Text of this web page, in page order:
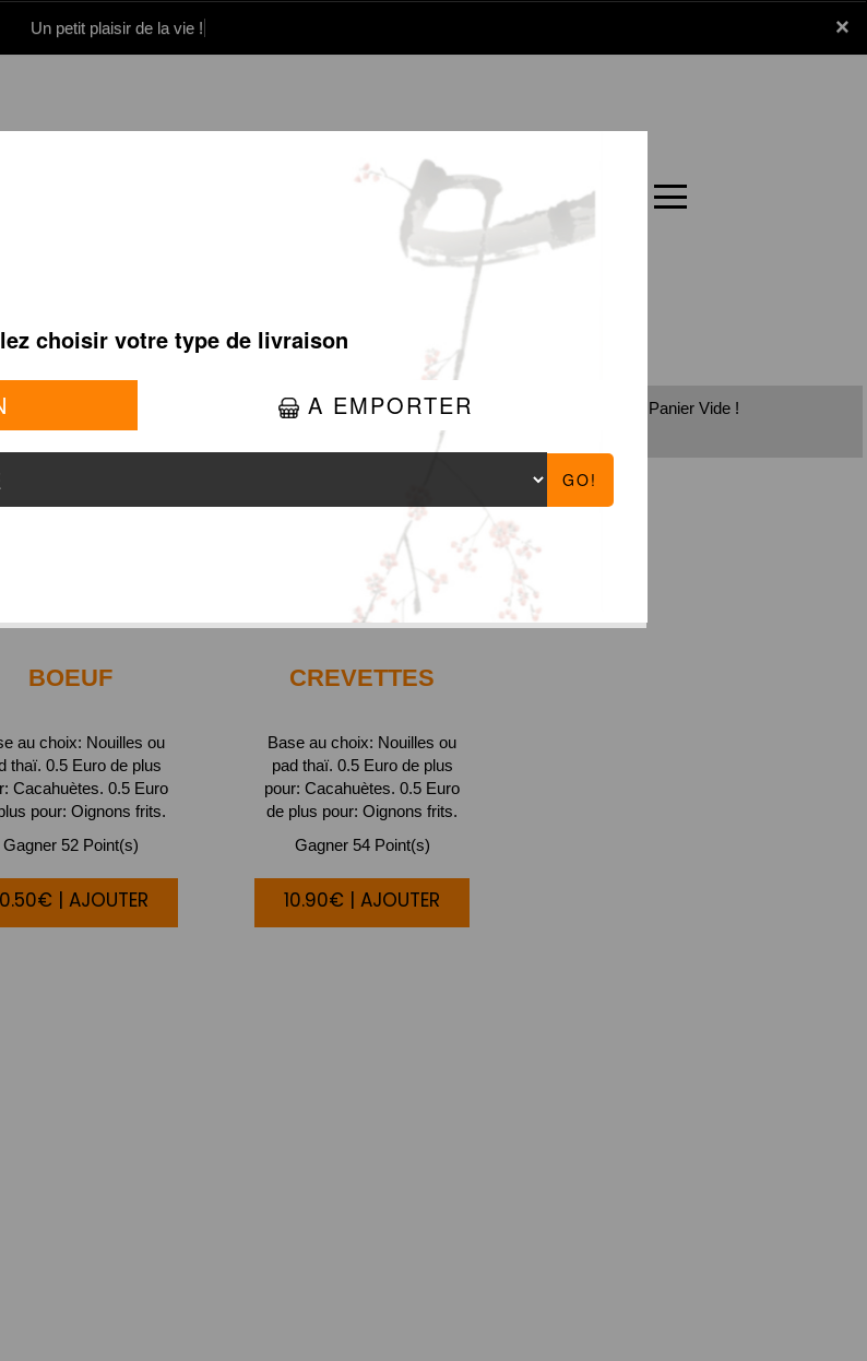
×
Un petit plaisir de la vie !
Panier Carte
x
PAD THAÏ
BOEUF
au choix: Nouilles ou
thaï. 0.5 Euro de plus
Cacahuètes. 0.5 Euro
pour: Oignons frits.
Gagner 52 Point(s)
| AJOUTER
CREVETTES
Base au choix: Nouilles ou
pad thaï. 0.5 Euro de plus
pour: Cacahuètes. 0.5 Euro
de plus pour: Oignons frits.
Gagner 54 Point(s)
10.90€ | AJOUTER
Panier Vide !